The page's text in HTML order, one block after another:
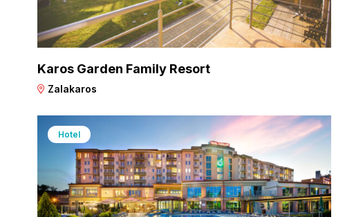
Karos Garden Family Resort
Zalakaros
Hotel